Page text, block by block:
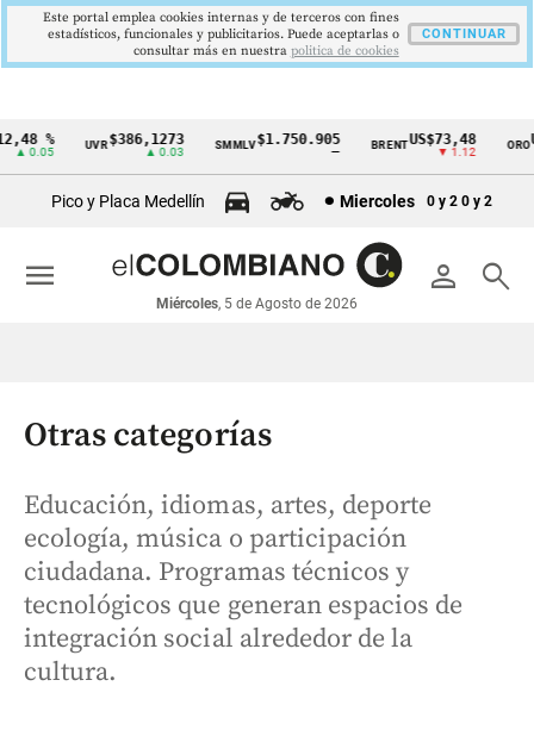
Cintillo
económicos
Colombia
%
0.05
UVR$386,1273
▲ 0.03
SMMLV$1.750.905 BRENTUS$73,48
▼ 1.12
ORO
Pico y Placa Medellín Miercoles 0 y 2 0 y 2
person search
Miércoles, 5 de Agosto de 2026
menu
Otras categorías
Educación, idiomas, artes, deporte
ecología, música o participación
ciudadana. Programas técnicos y
tecnológicos que generan espacios de
integración social alrededor de la
cultura.
Este portal emplea cookies internas y de terceros con fines
estadísticos, funcionales y publicitarios. Puede aceptarlas o
consultar más en nuestra politica de cookies
CONTINUAR